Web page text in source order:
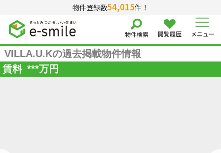
物件登録数54,015件！
物件検索 閲覧履歴 メニュー
VILLA.U.Kの過去掲載物件情報
賃料 ***万円